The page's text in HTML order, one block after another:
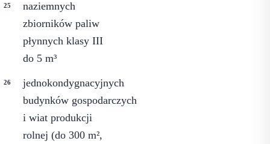
naziemnych
zbiorników paliw
płynnych klasy III
do 5 m³
jednokondygnacyjnych
budynków gospodarczych
i wiat produkcji
rolnej (do 300 m²,